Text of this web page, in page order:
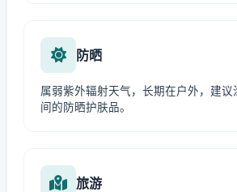
防晒
属弱紫外辐射天气，长期在户外，建议
间的防晒护肤品。
旅游